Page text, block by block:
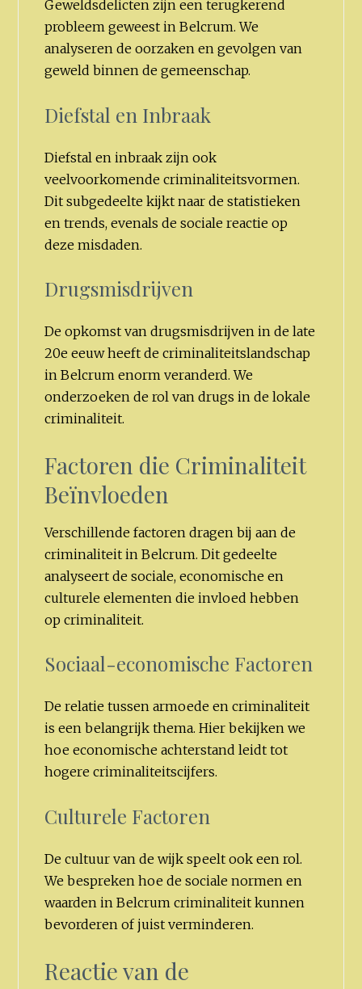
Geweldsdelicten zijn een terugkerend
probleem geweest in Belcrum. We
analyseren de oorzaken en gevolgen van
geweld binnen de gemeenschap.
Diefstal en Inbraak
Diefstal en inbraak zijn ook
veelvoorkomende criminaliteitsvormen.
Dit subgedeelte kijkt naar de statistieken
en trends, evenals de sociale reactie op
deze misdaden.
Drugsmisdrijven
De opkomst van drugsmisdrijven in de late
20e eeuw heeft de criminaliteitslandschap
in Belcrum enorm veranderd. We
onderzoeken de rol van drugs in de lokale
criminaliteit.
Factoren die Criminaliteit
Beïnvloeden
Verschillende factoren dragen bij aan de
criminaliteit in Belcrum. Dit gedeelte
analyseert de sociale, economische en
culturele elementen die invloed hebben
op criminaliteit.
Sociaal-economische Factoren
De relatie tussen armoede en criminaliteit
is een belangrijk thema. Hier bekijken we
hoe economische achterstand leidt tot
hogere criminaliteitscijfers.
Culturele Factoren
De cultuur van de wijk speelt ook een rol.
We bespreken hoe de sociale normen en
waarden in Belcrum criminaliteit kunnen
bevorderen of juist verminderen.
Reactie van de